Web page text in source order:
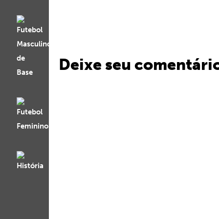
Deixe seu